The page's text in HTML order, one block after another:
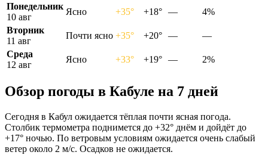
Понедельник
10 авг
Ясно +35° +18° —
4%
Вторник
11 авг
Почти ясно +35° +20° —
—
Среда
12 авг
Ясно +33° +19° — 2%
Обзор погоды в Кабуле на 7 дней
Сегодня в Кабул ожидается тёплая почти ясная погода.
Столбик термометра поднимется до +32° днём и дойдёт до
+17° ночью. По ветровым условиям ожидается очень слабый
ветер около 2 м/с. Осадков не ожидается.